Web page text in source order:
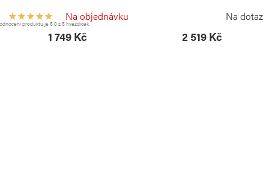
produktu je 5,0 z 5 hvězdiček.
Na objednávku
1 749 Kč
Na dotaz
2 519 Kč